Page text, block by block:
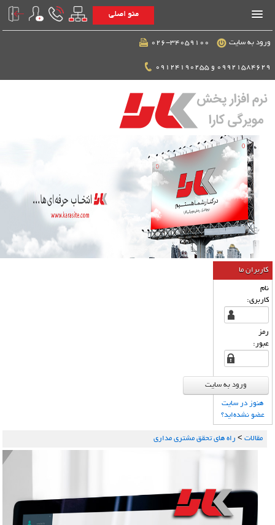
منو اصلی
ورود به سایت
کاربران ما
نام
كاربری:
رمز
عبور:
هنوز در سایت
عضو نشده‌اید؟
مقالات > راه های تحقق مشتری مداری